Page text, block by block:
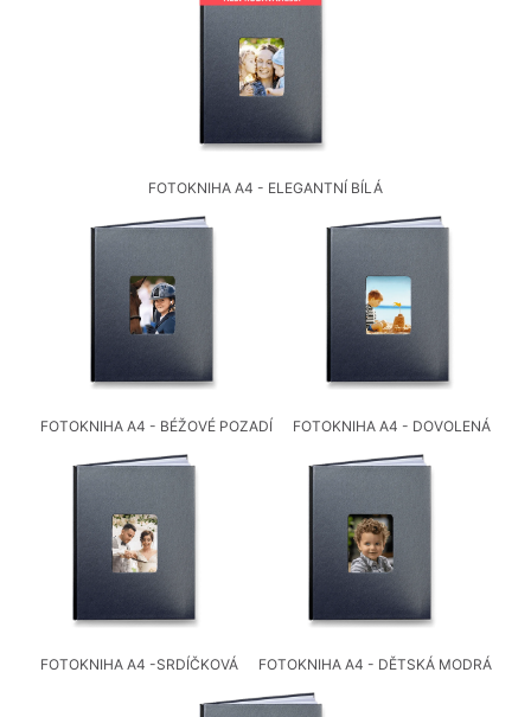
Hrnky, magnety, trička…
FOTOKNIHA A4 - ELEGANTNÍ BÍLÁ
FOTOKNIHA A4 - BÉŽOVÉ POZADÍ FOTOKNIHA A4 - DOVOLENÁ
FOTOKNIHA A4 -SRDÍČKOVÁ FOTOKNIHA A4 - DĚTSKÁ MODRÁ